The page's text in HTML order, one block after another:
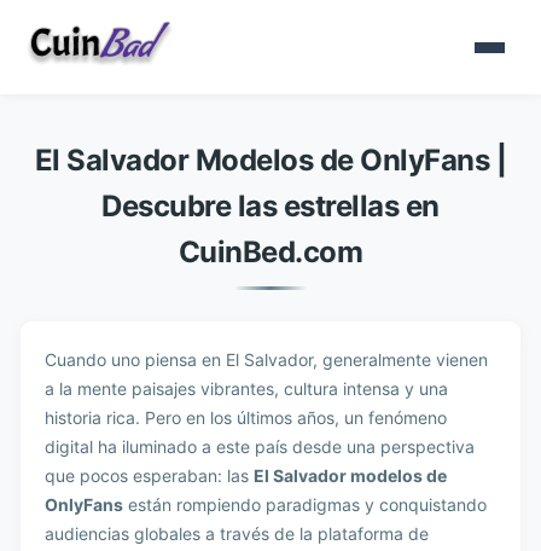
El Salvador Modelos de OnlyFans |
Descubre las estrellas en
CuinBed.com
Cuando uno piensa en El Salvador, generalmente vienen
a la mente paisajes vibrantes, cultura intensa y una
historia rica. Pero en los últimos años, un fenómeno
digital ha iluminado a este país desde una perspectiva
que pocos esperaban: las El Salvador modelos de
OnlyFans están rompiendo paradigmas y conquistando
audiencias globales a través de la plataforma de